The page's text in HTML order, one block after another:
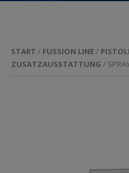
START / FUSSION LINE /
ZUSATZAUSSTATTUNG /